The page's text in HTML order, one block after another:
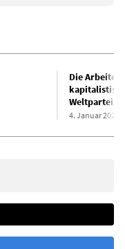
Die
Weltpartei
4. Januar 2024